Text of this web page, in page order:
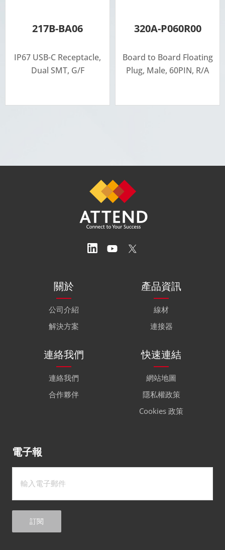
217B-BA06
IP67 USB-C Receptacle,
Dual SMT, G/F
320A-P060R00
Board to Board Floating
Plug, Male, 60PIN, R/A
關於
公司介紹
解決方案
產品資訊
線材
連接器
連絡我們
連絡我們
合作夥伴
快速連結
網站地圖
隱私權政策
Cookies 政策
電子報
訂閱